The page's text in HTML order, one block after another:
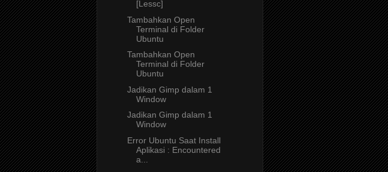
[Lessc]
Tambahkan Open
Terminal di Folder
Ubuntu
Tambahkan Open
Terminal di Folder
Ubuntu
Jadikan Gimp dalam 1
Window
Jadikan Gimp dalam 1
Window
Error Ubuntu Saat Install
Aplikasi : Encountered
a...